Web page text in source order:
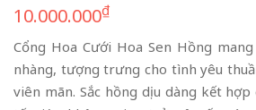
10.000.000₫
Cổng Hoa Cưới Hoa Sen Hồng mang
nhàng, tượng trưng cho tình yêu
viên mãn. Sắc hồng dịu dàng kết hợp